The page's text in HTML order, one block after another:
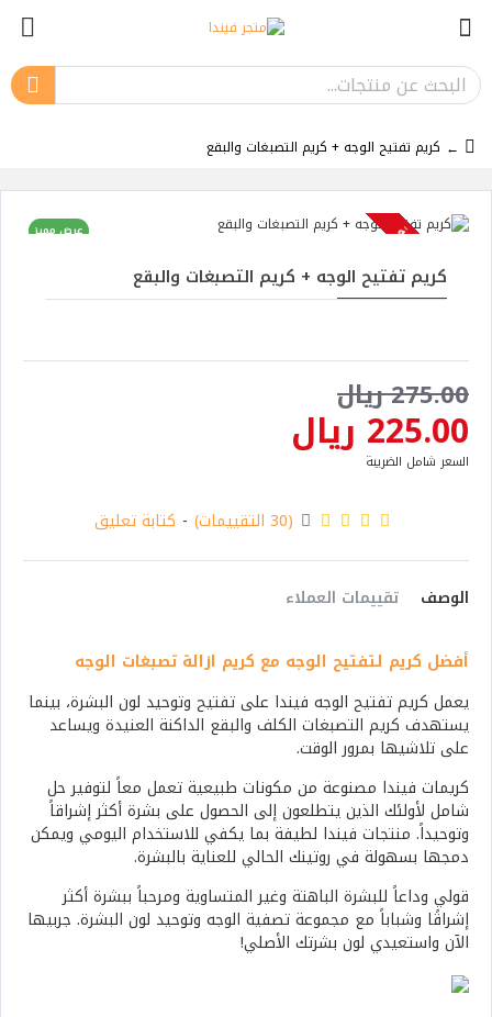
كريم تفتيح الوجه + كريم التصبغات والبقع
عرض مميز نفدت الكمية
كريم تفتيح الوجه + كريم التصبغات والبقع
(30 التقييمات) - كتابة تعليق
225.00 ريال
275.00 ريال
السعر شامل الضريبة
الوصف تقييمات العملاء
أفضل كريم لتفتيح الوجه مع كريم ازالة تصبغات الوجه
يعمل كريم تفتيح الوجه فيندا على تفتيح وتوحيد لون البشرة، بينما
يستهدف كريم التصبغات الكلف والبقع الداكنة العنيدة ويساعد
على تلاشيها بمرور الوقت.
كريمات فيندا مصنوعة من مكونات طبيعية تعمل معاً لتوفير حل
شامل لأولئك الذين يتطلعون إلى الحصول على بشرة أكثر إشراقاً
وتوحيداً. منتجات فيندا لطيفة بما يكفي للاستخدام اليومي ويمكن
دمجها بسهولة في روتينك الحالي للعناية بالبشرة.
قولي وداعاً للبشرة الباهتة وغير المتساوية ومرحباً ببشرة أكثر
إشراقًا وشباباً مع مجموعة تصفية الوجه وتوحيد لون البشرة. جربيها
الآن واستعيدي لون بشرتك الأصلي!